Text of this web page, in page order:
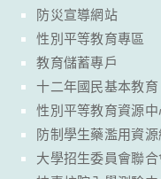
防災宣導網站
性別平等教育專區
教育儲蓄專戶
十二年國民基本教育
性別平等教育資源
防制學生藥濫用資源
大學招生委員會聯